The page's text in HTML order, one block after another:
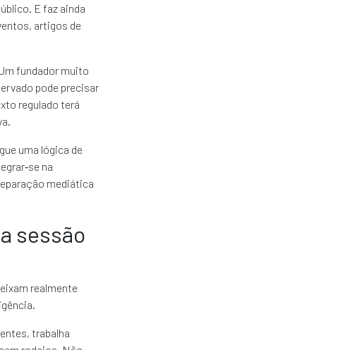
E faz ainda
artigos de
fundador muito
pode precisar
regulado terá
uma lógica de
na
mediática
sessão
realmente
trabalha